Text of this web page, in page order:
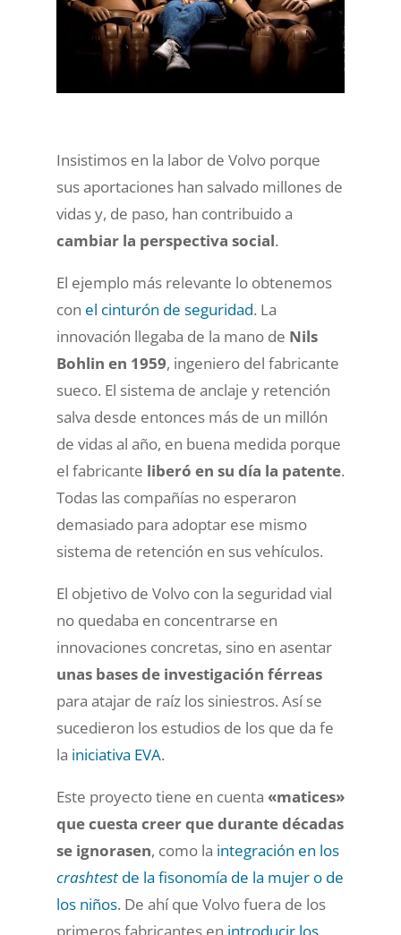
Insistimos en la labor de Volvo porque
sus aportaciones han salvado millones de
vidas y, de paso, han contribuido a
cambiar la perspectiva social.
El ejemplo más relevante lo obtenemos
con el cinturón de seguridad. La
innovación llegaba de la mano de Nils
Bohlin en 1959, ingeniero del fabricante
sueco. El sistema de anclaje y retención
salva desde entonces más de un millón
de vidas al año, en buena medida porque
el fabricante liberó en su día la patente.
Todas las compañías no esperaron
demasiado para adoptar ese mismo
sistema de retención en sus vehículos.
El objetivo de Volvo con la seguridad vial
no quedaba en concentrarse en
innovaciones concretas, sino en asentar
unas bases de investigación férreas
para atajar de raíz los siniestros. Así se
sucedieron los estudios de los que da fe
la iniciativa EVA.
Este proyecto tiene en cuenta «matices»
que cuesta creer que durante décadas
se ignorasen, como la integración en los
crashtestde la fisonomía de la mujer o de
los niños. De ahí que Volvo fuera de los
primeros fabricantes en introducir los